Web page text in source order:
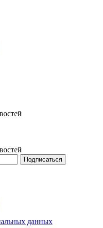
Подписаться
данных